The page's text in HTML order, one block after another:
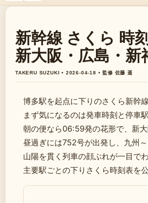
新幹線 さくら 時
新大阪・広島・
TAKERU SUZUKI • 2026-04-18 • 監修 佐藤 遥
博多駅を起点に下りのさくら新幹
まず気になるのは発車時刻と停車
朝の便なら06:59発の花形で、新大
昼過ぎには752号が出発し、九州～
山陽を貫く列車の顔ぶれが一目で
主要駅ごとの下りさくら時刻表を